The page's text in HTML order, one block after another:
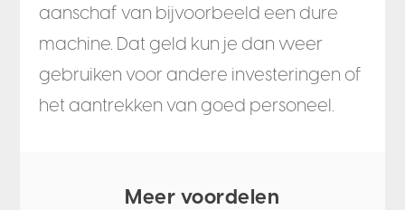
aanschaf van bijvoorbeeld een dure
machine. Dat geld kun je dan weer
gebruiken voor andere investeringen of
het aantrekken van goed personeel.
Meer voordelen